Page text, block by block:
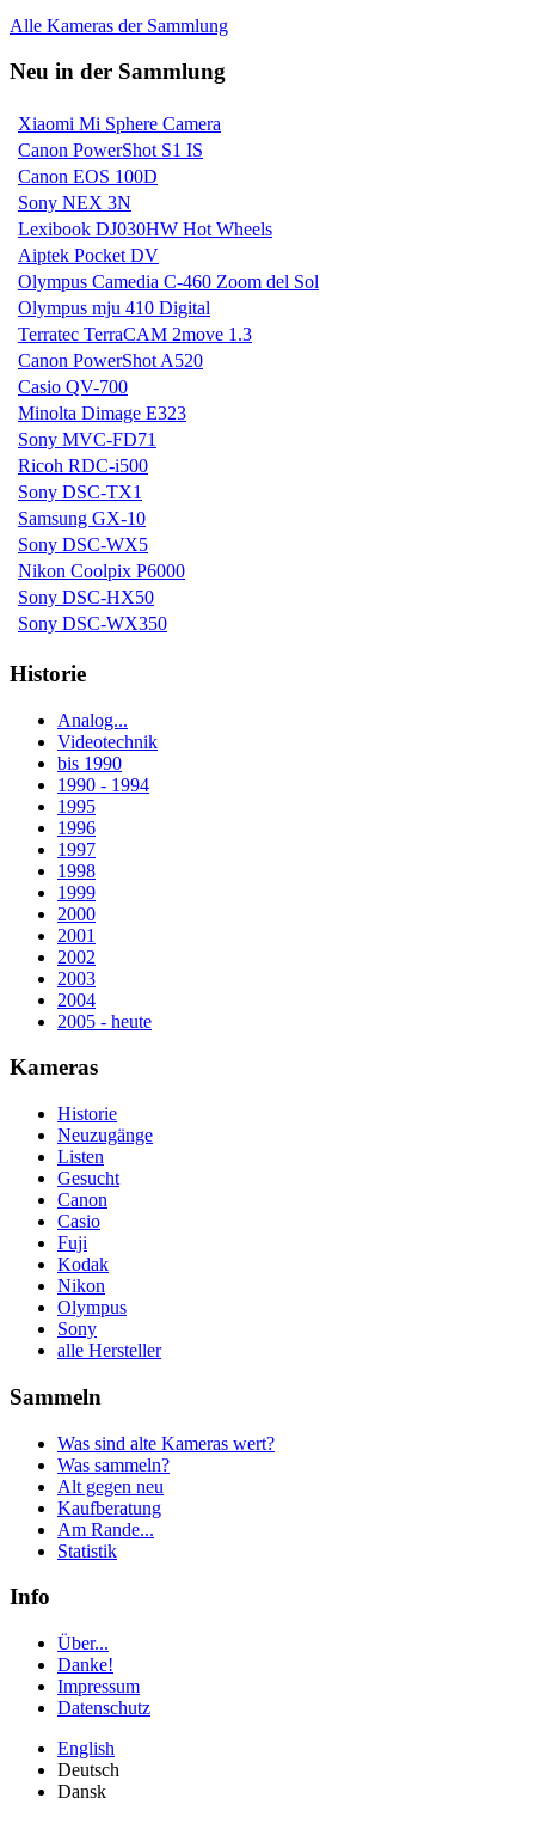
Alle Kameras der Sammlung
Neu in der Sammlung
Xiaomi Mi Sphere Camera
Canon PowerShot S1 IS
Canon EOS 100D
Sony NEX 3N
Lexibook DJ030HW Hot Wheels
Aiptek Pocket DV
Olympus Camedia C-460 Zoom del Sol
Olympus mju 410 Digital
Terratec TerraCAM 2move 1.3
Canon PowerShot A520
Casio QV-700
Minolta Dimage E323
Sony MVC-FD71
Ricoh RDC-i500
Sony DSC-TX1
Samsung GX-10
Sony DSC-WX5
Nikon Coolpix P6000
Sony DSC-HX50
Sony DSC-WX350
Historie
Analog...
Videotechnik
bis 1990
1990 - 1994
1995
1996
1997
1998
1999
2000
2001
2002
2003
2004
2005 - heute
Kameras
Historie
Neuzugänge
Listen
Gesucht
Canon
Casio
Fuji
Kodak
Nikon
Olympus
Sony
alle Hersteller
Sammeln
Was sind alte Kameras wert?
Was sammeln?
Alt gegen neu
Kaufberatung
Am Rande...
Statistik
Info
Über...
Danke!
Impressum
Datenschutz
English
Deutsch
Dansk